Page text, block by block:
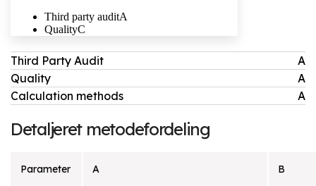
Third Party Audit
A
Quality
A
Calculation methods
A
Detaljeret metodefordeling
Parameter A B